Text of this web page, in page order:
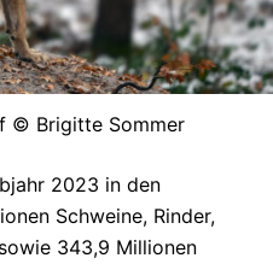
© Brigitte Sommer
2023 in den
Schweine, Rinder,
343,9 Millionen